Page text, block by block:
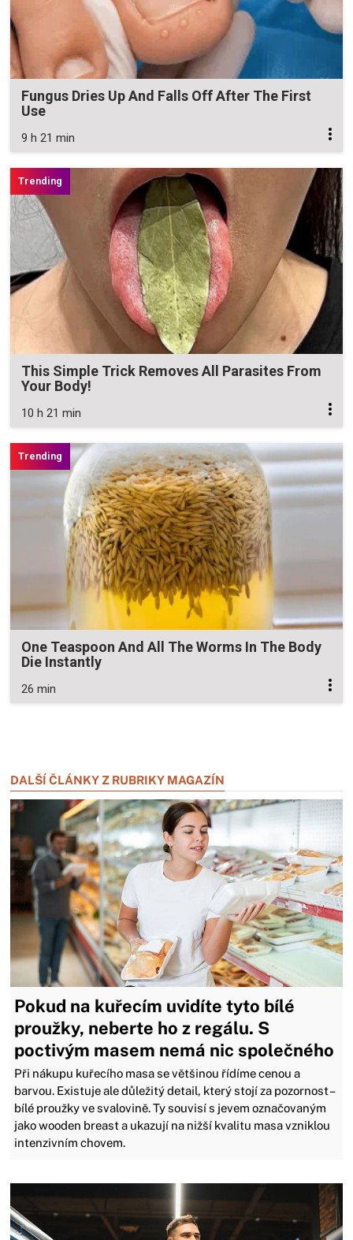
Fungus Dries Up And Falls Off After The First
Use
9 h 21 min
This Simple Trick Removes All Parasites From
Your Body!
10 h 21 min
One Teaspoon And All The Worms In The Body
Die Instantly
26 min
DALŠÍ ČLÁNKY Z RUBRIKY MAGAZÍN
Pokud na kuřecím uvidíte tyto bílé
proužky, neberte ho z regálu. S
poctivým masem nemá nic společného
Při nákupu kuřecího masa se většinou řídíme cenou a
barvou. Existuje ale důležitý detail, který stojí za pozornost –
bílé proužky ve svalovině. Ty souvisí s jevem označovaným
jako wooden breast a ukazují na nižší kvalitu masa vzniklou
intenzivním chovem.